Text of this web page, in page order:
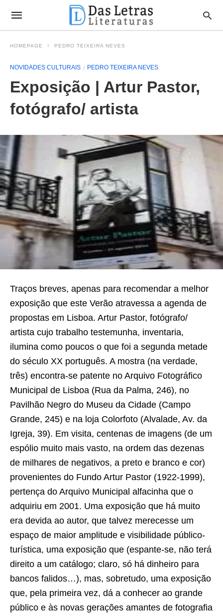
HOMEPAGE PEDRO TEIXEIRA NEVES
NOVIDADES CULTURAIS PEDRO TEIXEIRA NEVES
Exposição | Artur Pastor,
fotógrafo/ artista
Traços breves, apenas para recomendar a melhor
exposição que este Verão atravessa a agenda de
propostas em Lisboa. Artur Pastor, fotógrafo/
artista cujo trabalho testemunha, inventaria,
ilumina como poucos o que foi a segunda metade
do século XX português. A mostra (na verdade,
três) encontra-se patente no Arquivo Fotográfico
Municipal de Lisboa (Rua da Palma, 246), no
Pavilhão Negro do Museu da Cidade (Campo
Grande, 245) e na loja Colorfoto (Alvalade, Av. da
Igreja, 39). Em visita, centenas de imagens (de um
espólio muito mais vasto, na ordem das dezenas
de milhares de negativos, a preto e branco e cor)
provenientes do Fundo Artur Pastor (1922-1999),
pertença do Arquivo Municipal alfacinha que o
adquiriu em 2001. Uma exposição que há muito
era devida ao autor, que talvez merecesse um
espaço de maior amplitude e visibilidade público-
turística, uma exposição que (espante-se, não terá
direito a um catálogo; claro, só há dinheiro para
bancos falidos…), mas, sobretudo, uma exposição
que, pela primeira vez, dá a conhecer ao grande
público e às novas gerações amantes de fotografia